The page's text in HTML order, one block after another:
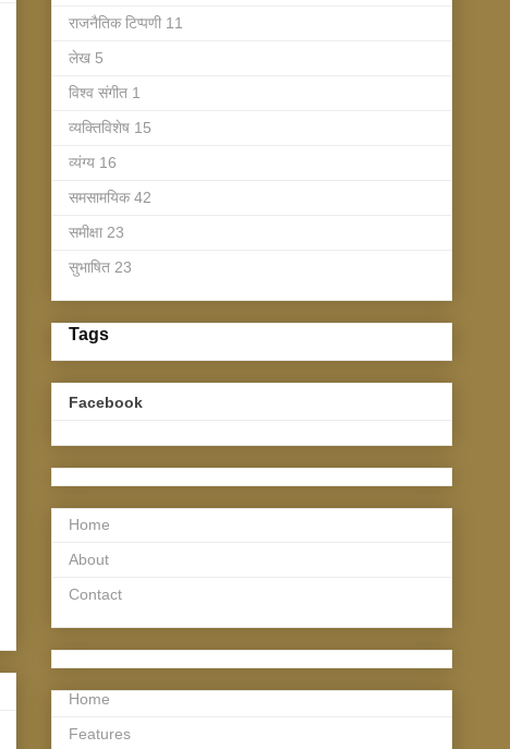
राजनैतिक टिप्पणी 11
लेख 5
विश्व संगीत 1
व्यक्तिविशेष 15
व्यंग्य 16
समसामयिक42
समीक्षा 23
सुभाषित 23
Tags
Facebook
Home
About
Contact
Home
Features